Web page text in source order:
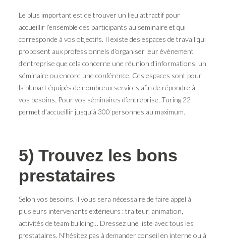
Le plus important est de trouver un lieu attractif pour
accueillir l’ensemble des participants au séminaire et qui
corresponde à vos objectifs. Il existe des espaces de travail qui
proposent aux professionnels d’organiser leur événement
d’entreprise que cela concerne une réunion d’informations, un
séminaire ou encore une conférence. Ces espaces sont pour
la plupart équipés de nombreux services afin de répondre à
vos besoins. Pour vos séminaires d’entreprise, Turing 22
permet d’accueillir jusqu’à 300 personnes au maximum.
5) Trouvez les bons
prestataires
Selon vos besoins, il vous sera nécessaire de faire appel à
plusieurs intervenants extérieurs : traiteur, animation,
activités de team building… Dressez une liste avec tous les
prestataires. N’hésitez pas à demander conseil en interne ou à